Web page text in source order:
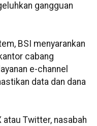
gangguan
BSI menyarankan
cabang
e-channel
data dan dana
Twitter, nasabah